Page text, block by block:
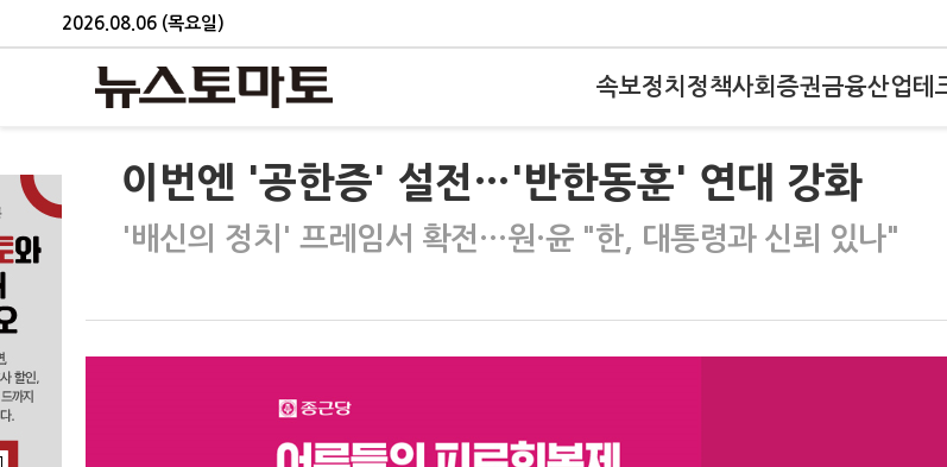
2026.08.06 (목요일)
속보정치 정책사회 증권금융산업테
이번엔 '공한증' 설전…'반한동훈' 연대 강화
'배신의 정치' 프레임서 확전…원·윤 "한, 대통령과 신뢰 있나"